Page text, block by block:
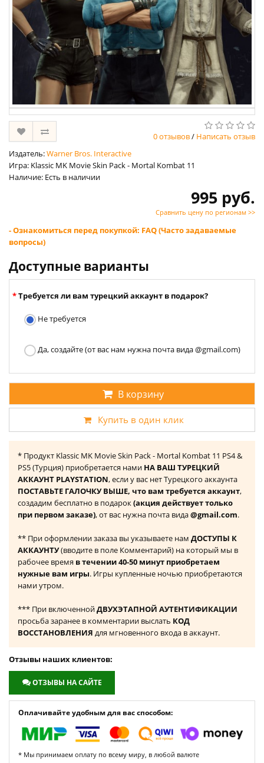
0 отзывов/ Написать отзыв
Издатель:Warner Bros. Interactive
Игра: Klassic MK Movie Skin Pack - Mortal Kombat 11
Наличие: Есть в наличии
995 руб.
Сравнить цену по регионам >>
- Ознакомиться перед покупкой: FAQ (Часто задаваемые
вопросы)
Доступные варианты
Требуется ли вам турецкий аккаунт в подарок?
Не требуется
Да, создайте (от вас нам нужна почта вида @gmail.com)
В корзину
Купить в один клик
* Продукт Klassic MK Movie Skin Pack - Mortal Kombat 11 PS4 &
PS5 (Турция) приобретается нами НА ВАШ ТУРЕЦКИЙ
АККАУНТ PLAYSTATION, если у вас нет Турецкого аккаунта
ПОСТАВЬТЕ ГАЛОЧКУ ВЫШЕ, что вам требуется аккаунт,
создадим бесплатно в подарок(акция действует только
при первом заказе), от вас нужна почта вида@gmail.com.
** При оформлении заказа вы указываете нам ДОСТУПЫ К
АККАУНТУ(вводите в поле Комментарий) на который мы в
рабочее время в течении 40-50 минут приобретаем
нужные вам игры. Игры купленные ночью приобретаются
нами утром.
*** При включеннойДВУХЭТАПНОЙ АУТЕНТИФИКАЦИИ
просьба заранее в комментарии выслать КОД
ВОССТАНОВЛЕНИЯ для мгновенного входа в аккаунт.
Отзывы наших клиентов:
ОТЗЫВЫ НА САЙТЕ
Оплачивайте удобным для вас способом:
* Мы принимаем оплату по всему миру, в любой валюте